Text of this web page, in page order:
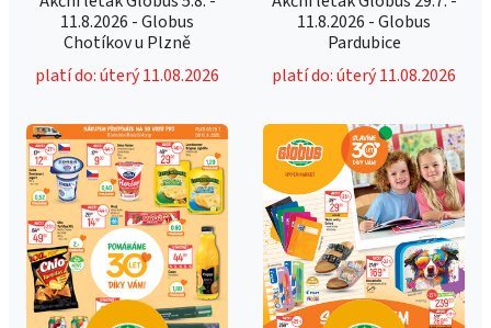
11.8.2026 - Globus
Chotíkov u Plzně
platí do: úterý 11.08.2026
11.8.2026 - Globus
Pardubice
platí do: úterý 11.08.2026